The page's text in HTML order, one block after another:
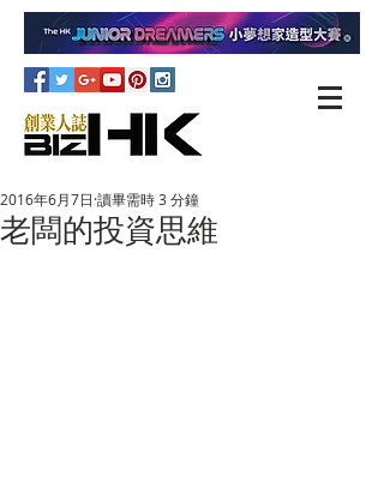
老闆的投資思維
2016年6月7日 讀畢需時 3 分鐘